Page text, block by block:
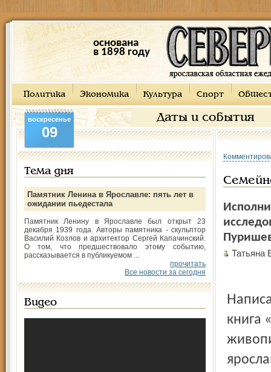
основана
в 1898 году
Политика Экономика Культура Спорт
Даты и события
воскресенье
09
Тема дня
Памятник Ленина в Ярославле: пять лет в
ожидании пьедестала
Памятник Ленину в Ярославле был открыт 23
декабря 1939 года. Авторы памятника - скульптор
Василий Козлов и архитектор Сергей Капачинский.
О том, что предшествовало этому событию,
рассказывается в публикуемом ...
прочитать
Все новости за сегодня
Видео Написанная им в соавторстве с Борисом Михайловым
книга